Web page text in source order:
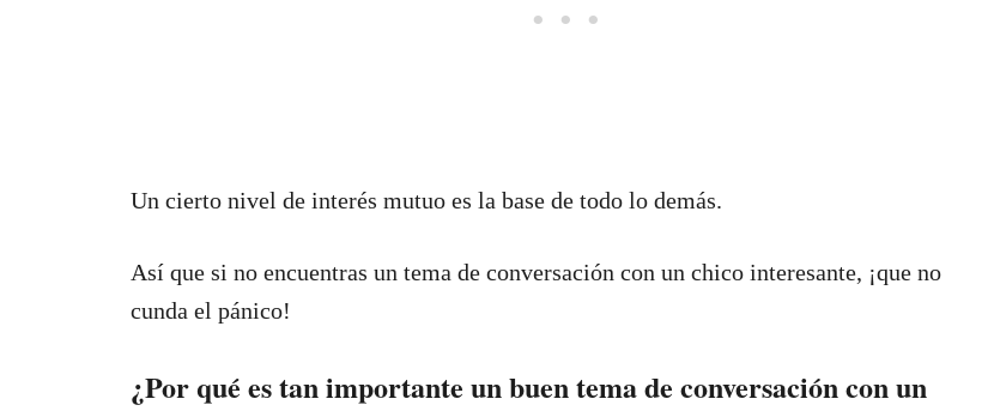
Un cierto nivel de interés mutuo es la base de todo lo demás.
Así que si no encuentras un tema de conversación con un chico interesante, ¡que no
cunda el pánico!
¿Por qué es tan importante un buen tema de conversación con un